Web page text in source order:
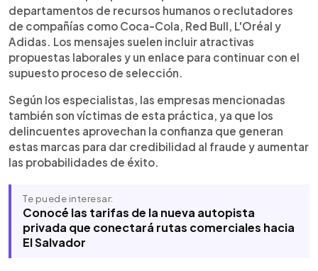
solicitudes de contraseñas. Especialistas
recuerdan que ninguna empresa legítima pide las
claves de acceso de una cuenta durante un
proceso de selección.
departamentos de recursos humanos o reclutadores
de compañías como Coca-Cola, Red Bull, L'Oréal y
Adidas. Los mensajes suelen incluir atractivas
propuestas laborales y un enlace para continuar con el
supuesto proceso de selección.
Según los especialistas, las empresas mencionadas
también son víctimas de esta práctica, ya que los
delincuentes aprovechan la confianza que generan
estas marcas para dar credibilidad al fraude y aumentar
las probabilidades de éxito.
Te puede interesar:
Conocé las tarifas de la nueva autopista
privada que conectará rutas comerciales hacia
El Salvador